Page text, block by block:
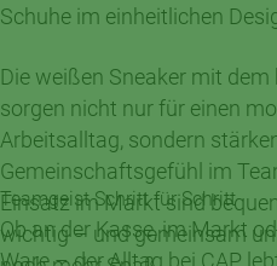
Schuhe im einheitlichen
Die weißen Sneaker mit
sorgen nicht nur für einen
Arbeitsalltag, sondern
Gemeinschaftsgefühl im
Einsatz im Markt sind
wichtig – und gemeinsam
Teamgeist Schritt für Schritt
Ob an der Kasse, im Markt
Ware – der Alltag bei CAP